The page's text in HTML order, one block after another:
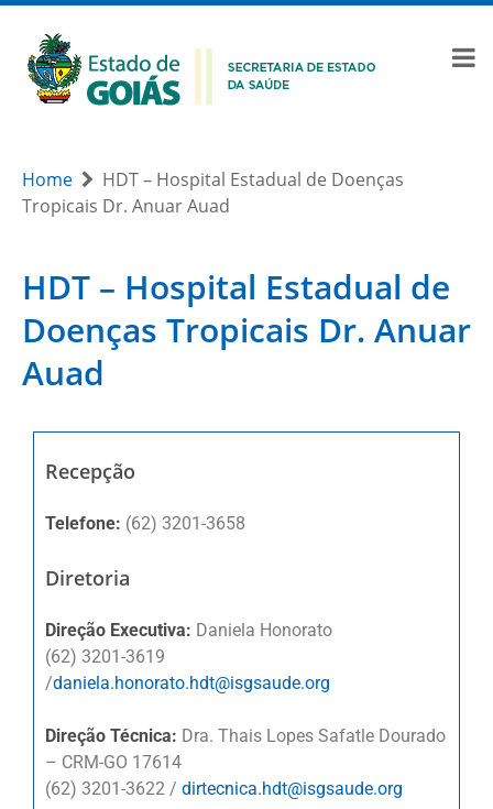
Home
HDT – Hospital Estadual de Doenças
Tropicais Dr. Anuar Auad
HDT – Hospital Estadual de
Doenças Tropicais Dr. Anuar
Auad
Recepção
Telefone: (62) 3201-3658
Diretoria
Direção Executiva: Daniela Honorato
(62) 3201-3619
/daniela.honorato.hdt@isgsaude.org
Direção Técnica: Dra. Thais Lopes Safatle Dourado
– CRM-GO 17614
(62) 3201-3622 / dirtecnica.hdt@isgsaude.org